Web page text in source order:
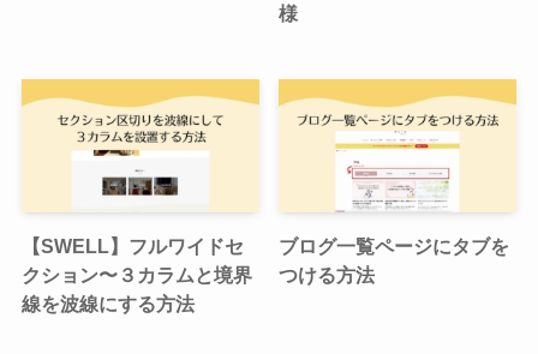
様
【SWELL】フルワイドセ
クション〜３カラムと境界
線を波線にする方法
ブログ一覧ページにタブを
つける方法